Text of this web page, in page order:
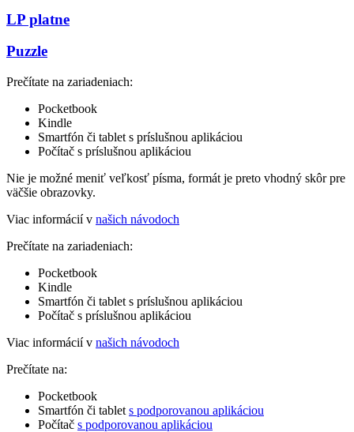
LP platne
Puzzle
Prečítate na zariadeniach:
Pocketbook
Kindle
Smartfón či tablet s príslušnou aplikáciou
Počítač s príslušnou aplikáciou
Nie je možné meniť veľkosť písma, formát je preto vhodný skôr pre
väčšie obrazovky.
Viac informácií v našich návodoch
Prečítate na zariadeniach:
Pocketbook
Kindle
Smartfón či tablet s príslušnou aplikáciou
Počítač s príslušnou aplikáciou
Viac informácií v našich návodoch
Prečítate na:
Pocketbook
Smartfón či tablet s podporovanou aplikáciou
Počítač s podporovanou aplikáciou